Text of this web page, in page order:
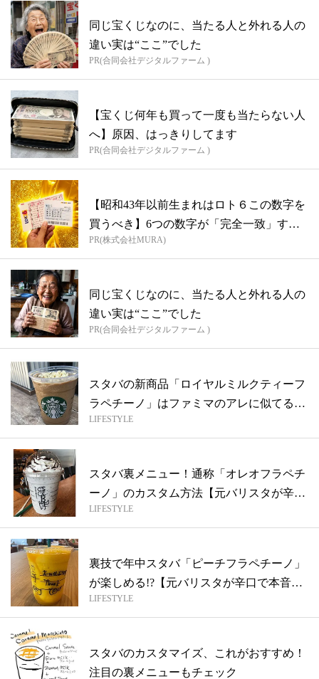
同じ宝くじなのに、当たる人と外れる人の
違い実は“ここ”でした
PR(合同会社デジタルファーム )
【宝くじ何年も買って一度も当たらない人
へ】原因、はっきりしてます
PR(合同会社デジタルファーム )
【昭和43年以前生まれはロト６この数字を
買うべき】6つの数字が「完全一致」する
方...
PR(株式会社MURA)
同じ宝くじなのに、当たる人と外れる人の
違い実は“ここ”でした
PR(合同会社デジタルファーム )
スタバの新商品「ロイヤルミルクティーフ
ラペチーノ」はファミマのアレに似てる!?
【...
LIFESTYLE
スタバ裏メニュー！通称「オレオフラペチ
ーノ」のカスタム方法【元バリスタが辛口
で本...
LIFESTYLE
裏技で年中スタバ「ピーチフラペチーノ」
が楽しめる!?【元バリスタが辛口で本音を
語...
LIFESTYLE
スタバのカスタマイズ、これがおすすめ！
注目の裏メニューもチェック